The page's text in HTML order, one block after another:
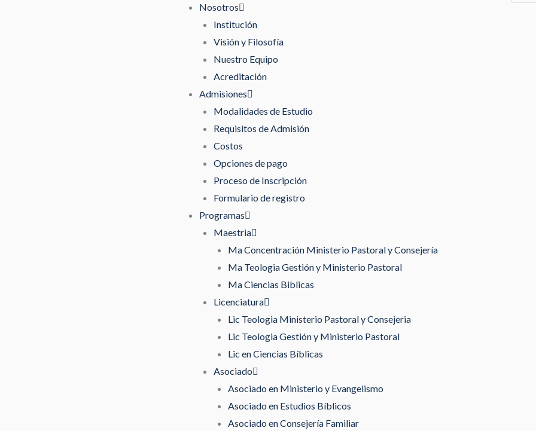
Nosotros
Institución
Visión y Filosofía
Nuestro Equipo
Acreditación
Admisiones
Modalidades de Estudio
Requisitos de Admisión
Costos
Opciones de pago
Proceso de Inscripción
Formulario de registro
Programas
Maestria
Ma Concentración Ministerio Pastoral y Consejería
Ma Teologia Gestión y Ministerio Pastoral
Ma Ciencias Biblicas
Licenciatura
Lic Teologia Ministerio Pastoral y Consejeria
Lic Teologia Gestión y Ministerio Pastoral
Lic en Ciencias Bíblicas
Asociado
Asociado en Ministerio y Evangelismo
Asociado en Estudios Bíblicos
Asociado en Consejería Familiar